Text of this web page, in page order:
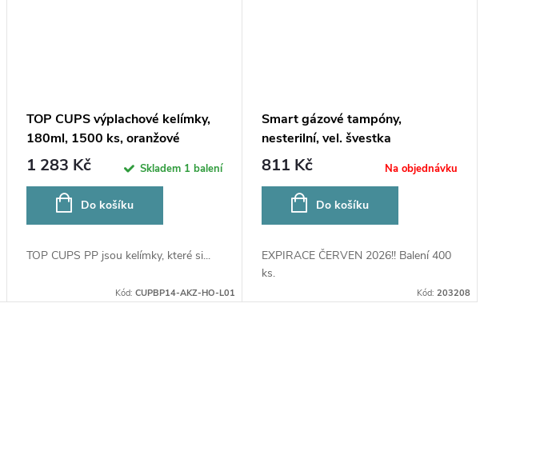
TOP CUPS výplachové kelímky,
180ml, 1500 ks, oranžové
1 283 Kč Skladem 1 balení
Do košíku
TOP CUPS PP jsou kelímky, které si...
Kód: CUPBP14-AKZ-HO-L01
Smart gázové tampóny,
nesterilní, vel. švestka
811 Kč Na objednávku
Do košíku
EXPIRACE ČERVEN 2026!! Balení 400
ks.
Kód: 203208